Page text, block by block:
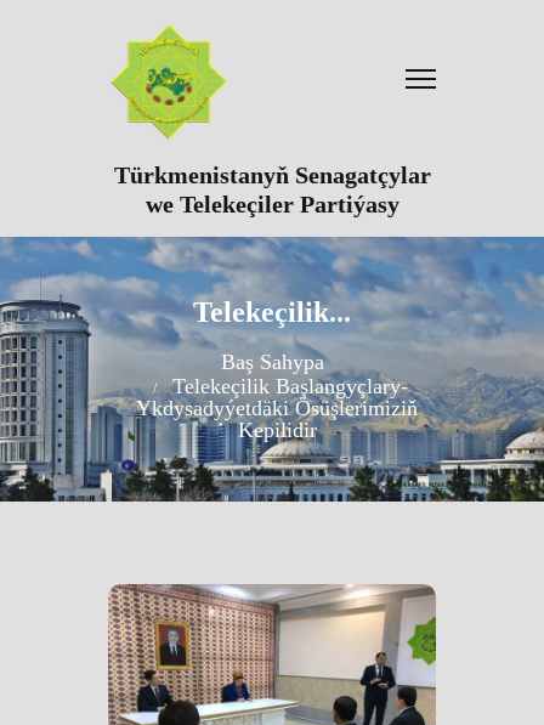
Türkmenistanyň Senagatçylar
we Telekeçiler Partiýasy
Telekeçilik...
Baş Sahypa
Telekeçilik Başlangyçlary-
Ykdysadyýetdäki Ösüşlerimiziň
Kepilidir